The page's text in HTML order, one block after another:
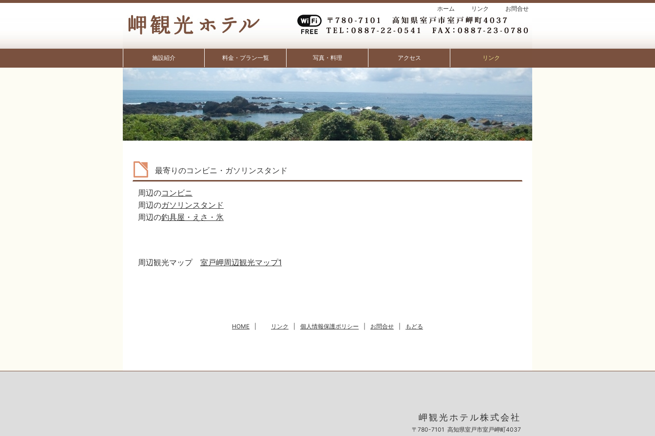
お問合せ
リンク
ホーム
施設紹介 料金・プラン一覧 写真・料理 アクセス リンク
最寄りのコンビニ・ガソリンスタンド
周辺のコンビニ
周辺のガソリンスタンド
周辺の釣具屋・えさ・氷
周辺観光マップ 室戸岬周辺観光マップ1
HOME リンク 個人情報保護ポリシー お問合せ もどる
岬観光ホテル株式会社
〒780-7101 高知県室戸市室戸岬町4037